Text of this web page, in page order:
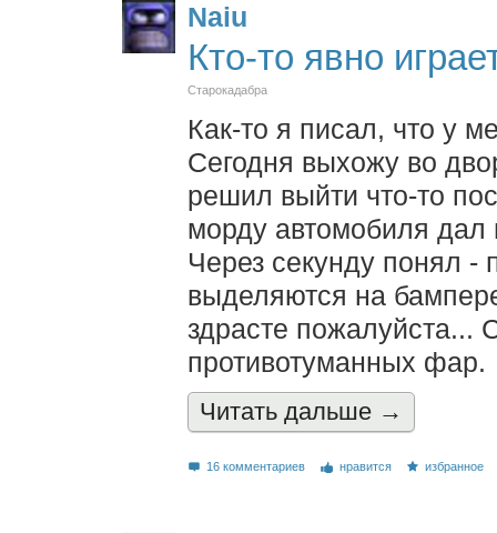
Naiu
Кто-то явно
Старокадабра
Как-то я писал, что у
Сегодня выхожу во
решил выйти что-то
морду автомобиля дал
Через секунду понял -
выделяются на
здрасте пожалуйста...
противотуманных фар.
Читать дальшe →
16 комментариев нравится избранное